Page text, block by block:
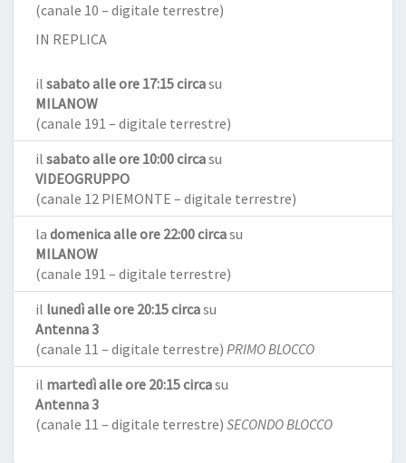
(canale 10 – digitale terrestre)
IN REPLICA
il sabato alle ore 17:15 circasu
MILANOW
(canale 191 – digitale terrestre)
il sabato alle ore 10:00 circasu
VIDEOGRUPPO
(canale 12 PIEMONTE – digitale terrestre)
la domenica alle ore 22:00 circasu
MILANOW
(canale 191 – digitale terrestre)
il lunedì alle ore 20:15 circasu
Antenna 3
(canale 11 – digitale terrestre) PRIMO BLOCCO
il martedì alle ore 20:15 circasu
Antenna 3
(canale 11 – digitale terrestre) SECONDO BLOCCO